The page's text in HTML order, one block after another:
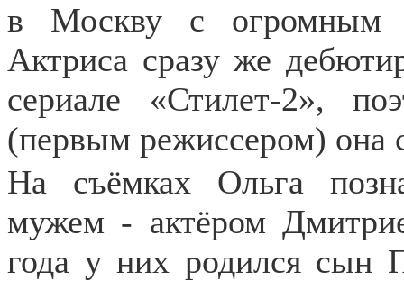
в Москву с огромным
Актриса сразу же
сериале «Стилет-2»,
(первым режиссером)
На съёмках Ольга
мужем - актёром
года у них родился сын